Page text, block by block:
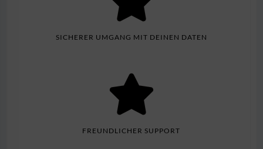
SICHERER UMGANG MIT DEINEN DATEN
FREUNDLICHER SUPPORT